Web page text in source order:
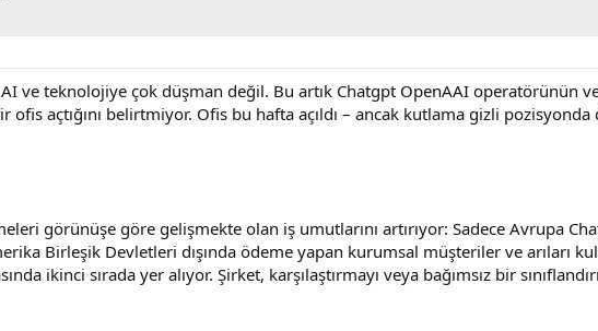
ve teknolojiye çok düşman değil. Bu artık Chatgpt OpenAAI operatörünün
ofis açtığını belirtmiyor. Ofis bu hafta açıldı – ancak kutlama gizli
görünüşe göre gelişmekte olan iş umutlarını artırıyor: Sadece Avrupa
Birleşik Devletleri dışında ödeme yapan kurumsal müşteriler ve arıları
ikinci sırada yer alıyor. Şirket, karşılaştırmayı veya bağımsız bir